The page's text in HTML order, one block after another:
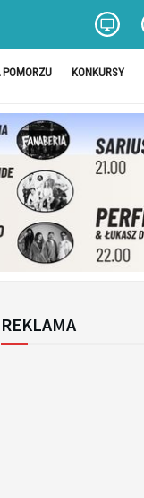
KONKURSY
REKLAMA